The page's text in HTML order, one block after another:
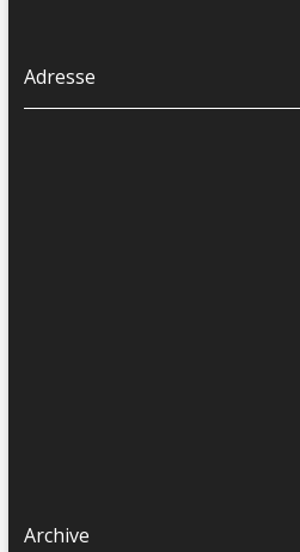
Adresse
Archive